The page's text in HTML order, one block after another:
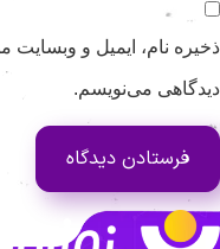
نام، ایمیل و وبسایت
می‌نویسم.